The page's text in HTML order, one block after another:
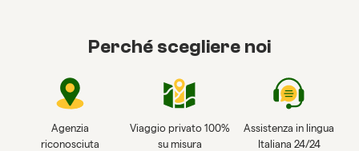
Perché scegliere noi
Agenzia
riconosciuta
Viaggio privato 100%
su misura
Assistenza in lingua
Italiana 24/24